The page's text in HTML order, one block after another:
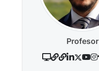
Profesor